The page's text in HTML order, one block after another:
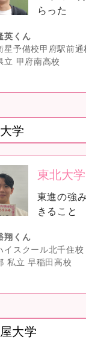
らった
英くん
星予備校甲府駅前通
立 甲府南高校
学
東北大学
東進の強
きること
翔くん
イスクール北千住校
私立 早稲田高校
大学